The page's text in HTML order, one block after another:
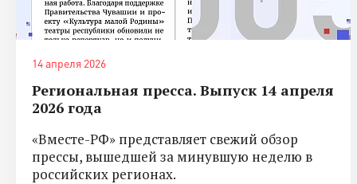
14 апреля 2026
Региональная пресса. Выпуск 14 апреля
2026 года
«Вместе-РФ» представляет свежий обзор
прессы, вышедшей за минувшую неделю в
российских регионах.